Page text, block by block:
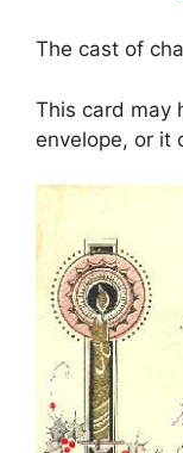
The cast of
This card may
envelope, or it